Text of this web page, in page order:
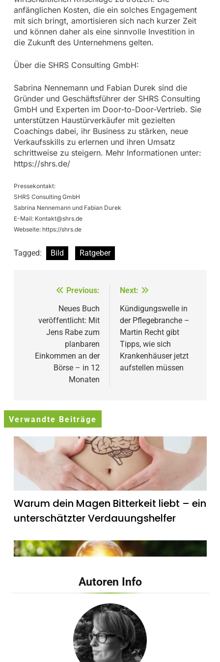
anfänglichen Kosten, die ein solches Engagement
mit sich bringt, amortisieren sich nach kurzer Zeit
und können daher als eine sinnvolle Investition in
die Zukunft des Unternehmens gelten.
Über die SHRS Consulting GmbH:
Sabrina Nennemann und Fabian Durek sind die
Gründer und Geschäftsführer der SHRS Consulting
GmbH und Experten im Door-to-Door-Vertrieb. Sie
unterstützen Haustürverkäufer mit gezielten
Coachings dabei, ihr Business zu stärken, neue
Verkaufsskills zu erlernen und ihren Umsatz
schrittweise zu steigern. Mehr Informationen unter:
https://shrs.de/
Pressekontakt:
SHRS Consulting GmbH
Sabrina Nennemann und Fabian Durek
E-Mail: Kontakt@shrs.de
Webseite: https://shrs.de
Tagged: Bild Ratgeber
Beitragsnavigation
Previous:
Neues Buch
veröffentlicht: Mit
Jens Rabe zum
planbaren
Einkommen an der
Börse – in 12
Monaten
Next:
Kündigungswelle in
der Pflegebranche –
Martin Recht gibt
Tipps, wie sich
Krankenhäuser jetzt
aufstellen müssen
Verwandte Beiträge
Warum dein Magen Bitterkeit liebt – ein
unterschätzter Verdauungshelfer
Wie künstliches Licht unsere innere Uhr
Autoren Info